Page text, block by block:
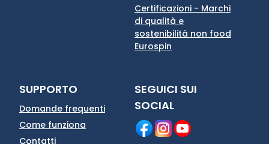
Certificazioni - Marchi
di qualità e
sostenibilità non food
Eurospin
SUPPORTO
Domande frequenti
Come funziona
Contatti
SEGUICI SUI
SOCIAL